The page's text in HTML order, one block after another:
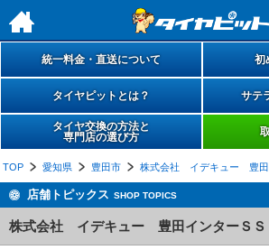
h
統一料金・直送について 初
タイヤピットとは？ サテ
タイヤ交換の方法と
専門店の選び方
TOP 愛知県 豊田市 株式会社 イデキュー 豊田
店舗トピックス SHOP TOPICS
株式会社 イデキュー 豊田インターＳＳ